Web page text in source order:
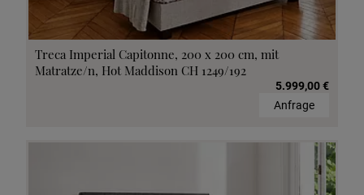
Treca Imperial Capitonne, 200 x 200 cm, mit
Matratze/n, Hot Maddison CH 1249/192
5.999,00 €
Anfrage